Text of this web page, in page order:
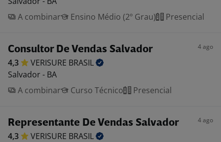
A combinar
Ensino Médio (2º Grau) Presencial
Consultor De Vendas Salvador 4 ago
4,3 VERISURE BRASIL
Salvador - BA
A combinar
Curso Técnico Presencial
Representante De Vendas Salvador 4 ago
4,3 VERISURE BRASIL